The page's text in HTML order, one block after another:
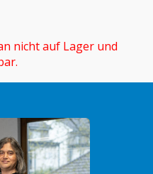
nicht auf Lager und